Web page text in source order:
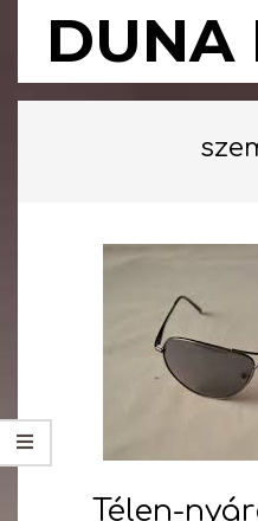
DUNA
Primary
Télen-